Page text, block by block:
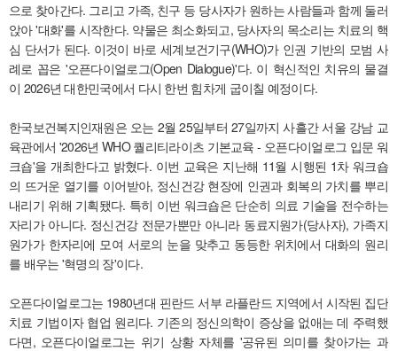
으로 찾아간다. 그리고 가족, 친구 등 당사자가 원하는 사람들과 함께 둘러
앉아 '대화'를 시작한다. 약물은 최소화되고, 당사자의 목소리는 치료의 핵
심 단서가 된다. 이것이 바로 세계보건기구(WHO)가 인권 기반의 모범 사
례로 꼽은 '오픈다이얼로그(Open Dialogue)'다. 이 혁신적인 치유의 물결
이 2026년 대한민국에서 다시 한번 힘차게 굽이칠 예정이다.
한국보건복지인재원은 오는 2월 25일부터 27일까지 사흘간 서울 강남 교
육관에서 '2026년 WHO 퀄리티라이츠 기본교육 - 오픈다이얼로그 입문 워
크숍'을 개최한다고 밝혔다. 이번 교육은 지난해 11월 시행된 1차 워크숍
의 뜨거운 열기를 이어받아, 정신건강 현장에 인권과 회복의 가치를 뿌리
내리기 위해 기획됐다. 특히 이번 워크숍은 단순히 의료 기술을 전수하는
자리가 아니다. 정신건강 전문가뿐만 아니라 동료지원가(당사자), 가족지
원가가 한자리에 모여 서로의 눈을 맞추고 동등한 위치에서 대화의 원리
를 배우는 '혁명의 장'이다.
오픈다이얼로그는 1980년대 핀란드 서부 라플란드 지역에서 시작된 집단
치료 기법이자 협업 원리다. 기존의 정신의학이 증상을 없애는 데 주력했
다면, 오픈다이얼로그는 위기 상황 자체를 '공유된 의미를 찾아가는 과